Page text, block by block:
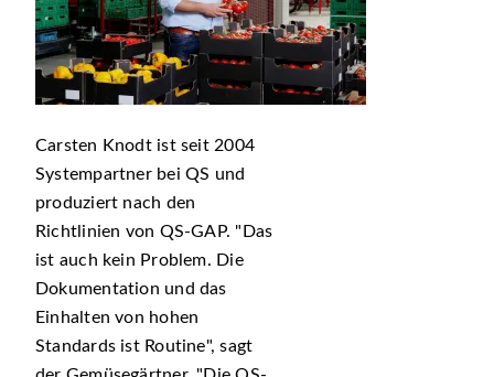
Carsten Knodt ist seit 2004
Systempartner bei QS und
produziert nach den
Richtlinien von QS-GAP.
Das
ist auch kein Problem. Die
Dokumentation und das
Einhalten von hohen
Standards ist Routine , sagt